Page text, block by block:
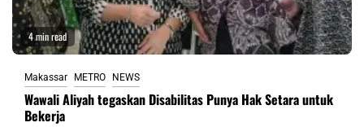
4 min read
Makassar METRO NEWS
Wawali Aliyah tegaskan Disabilitas Punya Hak Setara untuk
Bekerja